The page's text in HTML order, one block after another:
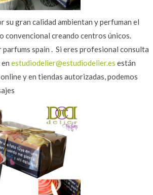
su gran calidad ambientan y perfuman el
convencional creando centros únicos.
spain . Si eres profesional consulta
estudiodelier@estudiodelier.es están
y en tiendas autorizadas, podemos